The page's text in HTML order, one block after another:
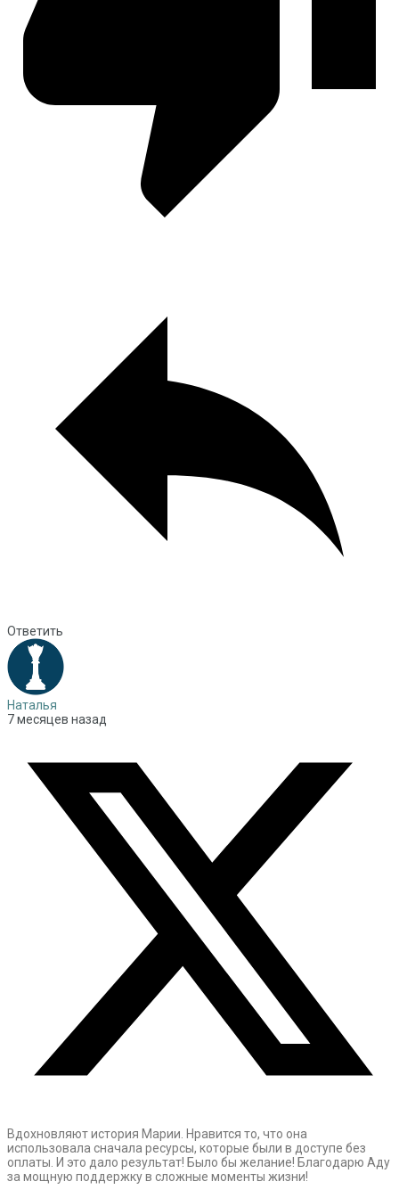
Ответить
Наталья
7 месяцев назад
Вдохновляют история Марии. Нравится то, что она
использовала сначала ресурсы, которые были в доступе без
оплаты. И это дало результат! Было бы желание! Благодарю Аду
за мощную поддержку в сложные моменты жизни!